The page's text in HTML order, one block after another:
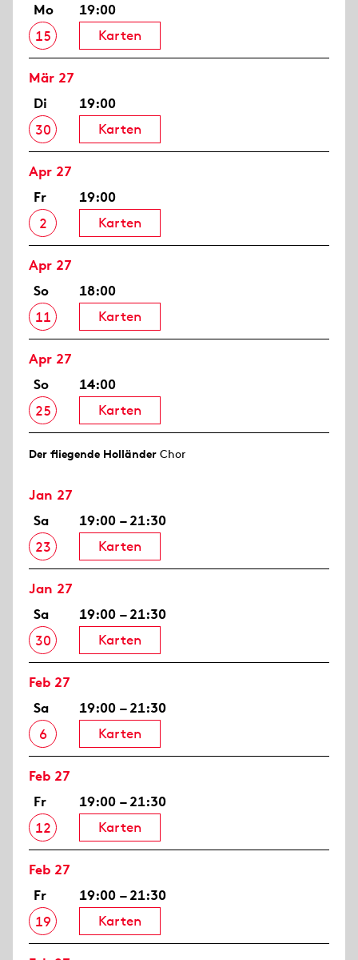
Mo
15
19:00
Karten
Mär 27
Di
30
19:00
Karten
Apr 27
Fr
2
19:00
Karten
Apr 27
So
11
18:00
Karten
Apr 27
So
25
14:00
Karten
Der fliegende Holländer Chor
Jan 27
Sa
23
19:00 – 21:30
Karten
Jan 27
Sa
30
19:00 – 21:30
Karten
Feb 27
Sa
6
19:00 – 21:30
Karten
Feb 27
Fr
12
19:00 – 21:30
Karten
Feb 27
Fr
19
19:00 – 21:30
Karten